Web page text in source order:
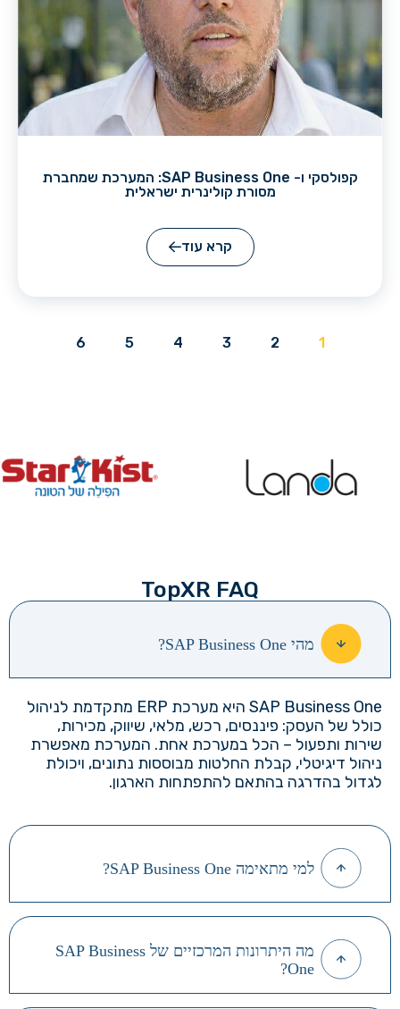
קפולסקי ו- SAP Business One: המערכת שמחברת
מסורת קולינרית ישראלית
קרא עוד
1
2
3
4
5
6
TopXR FAQ
מהי SAP Business One?
SAP Business One היא מערכת ERP מתקדמת לניהול
כולל של העסק: פיננסים, רכש, מלאי, שיווק, מכירות,
שירות ותפעול – הכל במערכת אחת. המערכת מאפשרת
ניהול דיגיטלי, קבלת החלטות מבוססות נתונים, ויכולת
לגדול בהדרגה בהתאם להתפתחות הארגון.
למי מתאימה SAP Business One?
מה היתרונות המרכזיים של SAP Business
One?